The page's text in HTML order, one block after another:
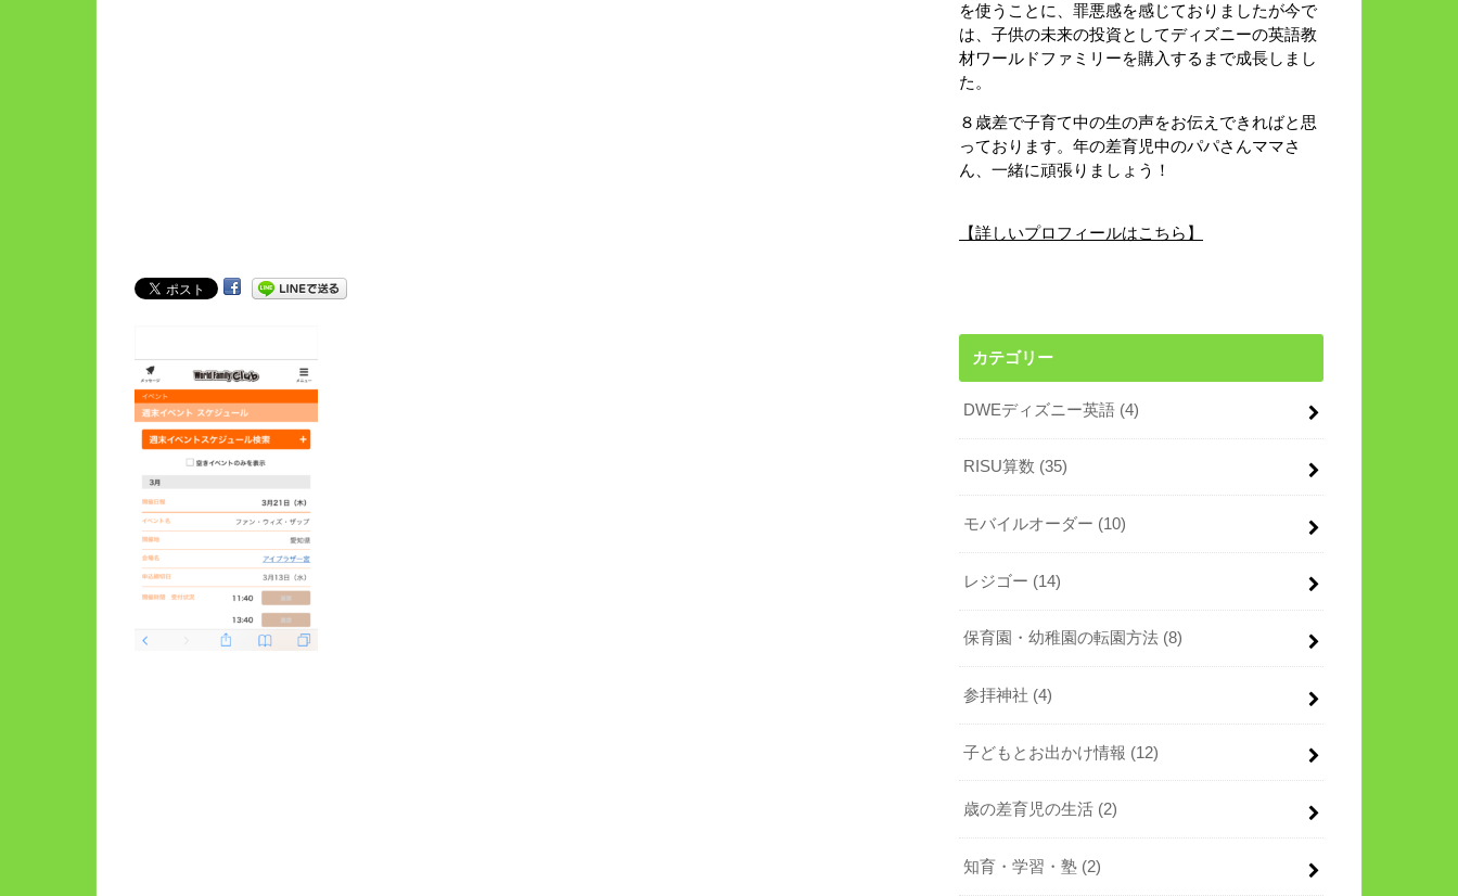
を使うことに、罪悪感を感じておりましたが今で
は、子供の未来の投資としてディズニーの英語教
材ワールドファミリーを購入するまで成長しまし
た。
８歳差で子育て中の生の声をお伝えできればと思
っております。年の差育児中のパパさんママさ
ん、一緒に頑張りましょう！
【詳しいプロフィールはこちら】
カテゴリー
DWEディズニー英語 (4)
RISU算数 (35)
モバイルオーダー (10)
レジゴー (14)
保育園・幼稚園の転園方法 (8)
参拝神社 (4)
子どもとお出かけ情報 (12)
歳の差育児の生活 (2)
知育・学習・塾 (2)